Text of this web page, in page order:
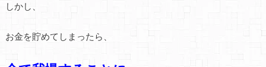
しかし、
お金を貯めてしまったら、